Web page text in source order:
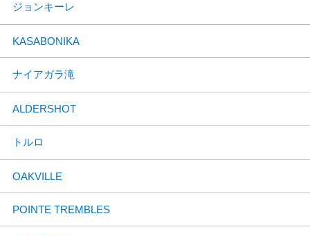
ジョンキーレ
KASABONIKA
ナイアガラ滝
ALDERSHOT
トルロ
OAKVILLE
POINTE TREMBLES